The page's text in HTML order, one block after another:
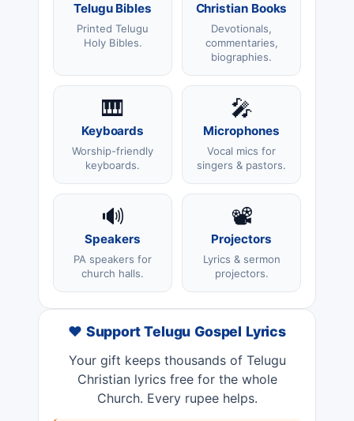
Telugu Bibles
Printed Telugu
Holy Bibles.
Christian Books
Devotionals,
commentaries,
biographies.
🎹
Keyboards
Worship-friendly
keyboards.
🎤
Microphones
Vocal mics for
singers & pastors.
🔊
Speakers
PA speakers for
church halls.
📽️
Projectors
Lyrics & sermon
projectors.
❤️ Support Telugu Gospel Lyrics
Your gift keeps thousands of Telugu
Christian lyrics free for the whole
Church. Every rupee helps.